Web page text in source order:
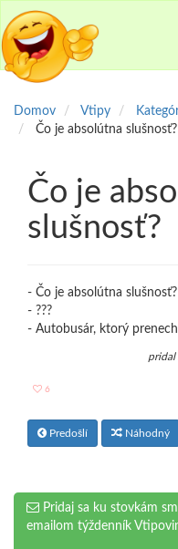
Domov Vtipy
Čo je absolútna slušnosť?
Čo je
slušnosť?
- Čo je absolútna slušnosť?
- ???
- Autobusár, ktorý
pridal
6
Predošlí Náhodný
Pridaj sa ku stovkám
emailom týždenník